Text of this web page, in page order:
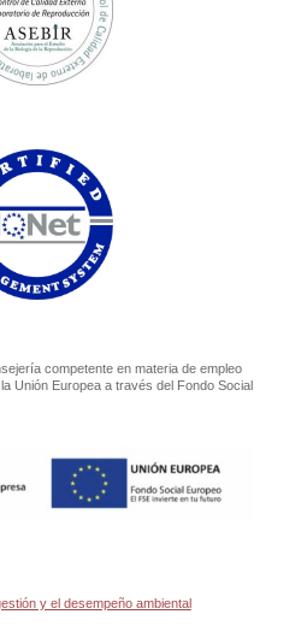
competente en materia de empleo
Unión Europea a través del Fondo Social
y el desempeño ambiental